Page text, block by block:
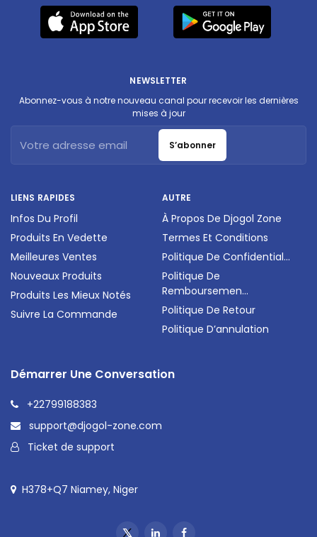
LIENS RAPIDES
Infos Du Profil
Produits En Vedette
Meilleures Ventes
Nouveaux Produits
Produits Les Mieux Notés
Suivre La Commande
AUTRE
À Propos De Djogol Zone
Termes Et Conditions
Politique De Confidential...
Politique De
Remboursemen...
Politique De Retour
Politique D’annulation
NEWSLETTER
Abonnez-vous à notre nouveau canal pour recevoir les dernières
mises à jour
S’abonner
Démarrer Une Conversation
+22799188383
support@djogol-zone.com
Ticket de support
H378+Q7 Niamey, Niger